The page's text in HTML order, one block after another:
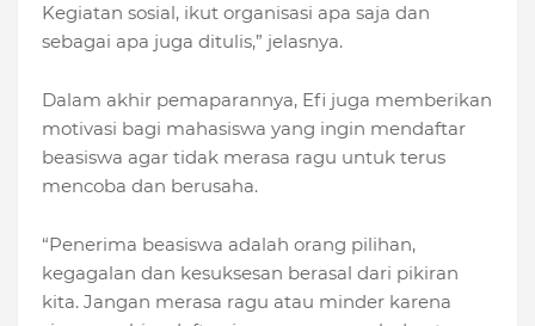
Kegiatan sosial, ikut organisasi apa saja dan
sebagai apa juga ditulis,” jelasnya.
Dalam akhir pemaparannya, Efi juga memberikan
motivasi bagi mahasiswa yang ingin mendaftar
beasiswa agar tidak merasa ragu untuk terus
mencoba dan berusaha.
“Penerima beasiswa adalah orang pilihan,
kegagalan dan kesuksesan berasal dari pikiran
kita. Jangan merasa ragu atau minder karena